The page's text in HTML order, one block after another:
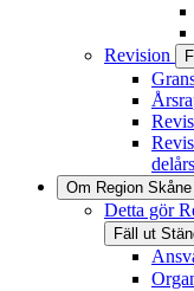
Revision
Om Region Skåne
Detta gör
Fäll ut